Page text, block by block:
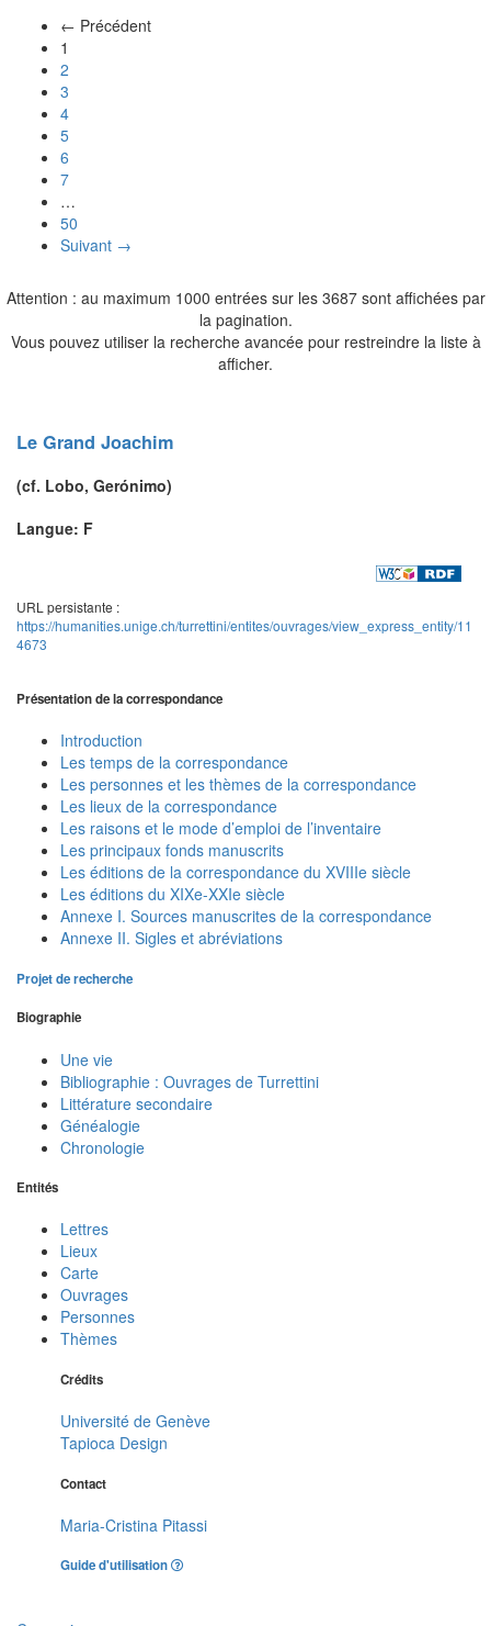
← Précédent
1
2
3
4
5
6
7
…
50
Suivant →
Attention : au maximum 1000 entrées sur les 3687 sont affichées par
la pagination.
Vous pouvez utiliser la recherche avancée pour restreindre la liste à
afficher.
Le Grand Joachim
(cf. Lobo, Gerónimo)
Langue: F
URL persistante :
https://humanities.unige.ch/turrettini/entites/ouvrages/view_express_entity/11
4673
Présentation de la correspondance
Introduction
Les temps de la correspondance
Les personnes et les thèmes de la correspondance
Les lieux de la correspondance
Les raisons et le mode d’emploi de l’inventaire
Les principaux fonds manuscrits
Les éditions de la correspondance du XVIIIe siècle
Les éditions du XIXe-XXIe siècle
Annexe I. Sources manuscrites de la correspondance
Annexe II. Sigles et abréviations
Projet de recherche
Biographie
Une vie
Bibliographie : Ouvrages de Turrettini
Littérature secondaire
Généalogie
Chronologie
Entités
Lettres
Lieux
Carte
Ouvrages
Personnes
Thèmes
Crédits
Université de Genève
Tapioca Design
Contact
Maria-Cristina Pitassi
Guide d'utilisation